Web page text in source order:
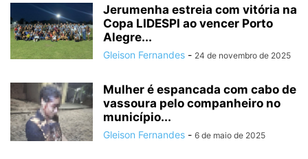
Jerumenha estreia com vitória na
Copa LIDESPI ao vencer Porto
Alegre...
Gleison Fernandes - 24 de novembro de 2025
Mulher é espancada com cabo de
vassoura pelo companheiro no
município...
Gleison Fernandes - 6 de maio de 2025